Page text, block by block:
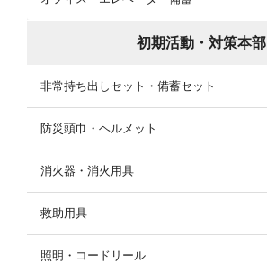
初期活動・対策本部
非常持ち出しセット・備蓄セット
防災頭巾・ヘルメット
消火器・消火用具
救助用具
照明・コードリール